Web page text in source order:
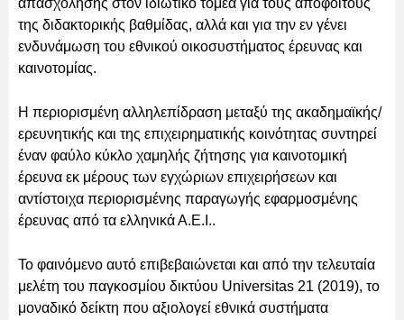
της διδακτορικής βαθμίδας, αλλά και για την εν γένει
ενδυνάμωση του εθνικού οικοσυστήματος έρευνας και
καινοτομίας.
Η περιορισμένη αλληλεπίδραση μεταξύ της ακαδημαϊκής/
ερευνητικής και της επιχειρηματικής κοινότητας συντηρεί
έναν φαύλο κύκλο χαμηλής ζήτησης για καινοτομική
έρευνα εκ μέρους των εγχώριων επιχειρήσεων και
αντίστοιχα περιορισμένης παραγωγής εφαρμοσμένης
έρευνας από τα ελληνικά Α.Ε.Ι..
Το φαινόμενο αυτό επιβεβαιώνεται και από την τελευταία
μελέτη του παγκοσμίου δικτύου Universitas 21 (2019), το
μοναδικό δείκτη που αξιολογεί εθνικά συστήματα